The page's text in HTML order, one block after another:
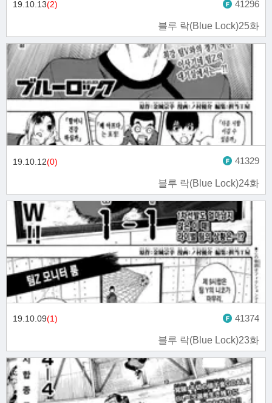
블루 락(Blue Lock)25화
19.10.13(2) 41296
블루 락(Blue Lock)24화
19.10.12(0) 41329
블루 락(Blue Lock)23화
19.10.09(1) 41374